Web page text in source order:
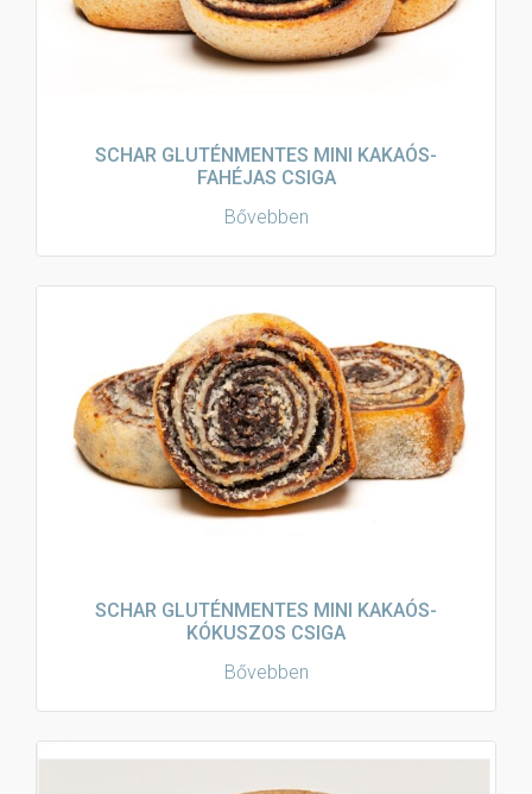
SCHAR GLUTÉNMENTES MINI KAKAÓS-
FAHÉJAS CSIGA
Bővebben
SCHAR GLUTÉNMENTES MINI KAKAÓS-
KÓKUSZOS CSIGA
Bővebben